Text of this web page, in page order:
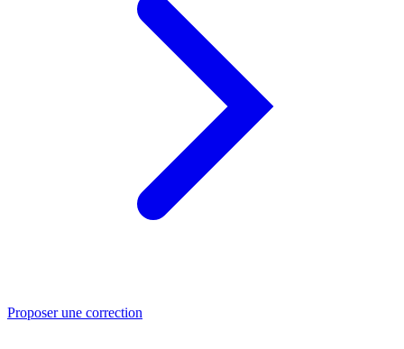
Proposer une correction